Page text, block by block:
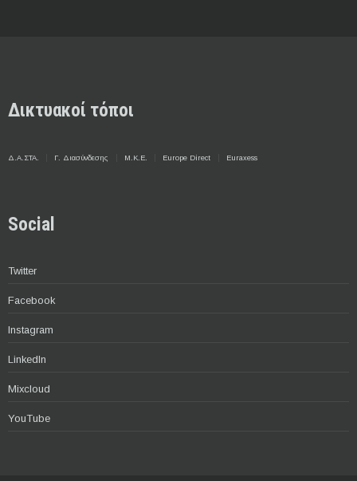
Δικτυακοί τόποι
Δ.Α.ΣΤΑ. Γ. Διασύνδεσης Μ.Κ.Ε. Europe Direct Euraxess
Social
Twitter
Facebook
Instagram
LinkedIn
Mixcloud
YouTube